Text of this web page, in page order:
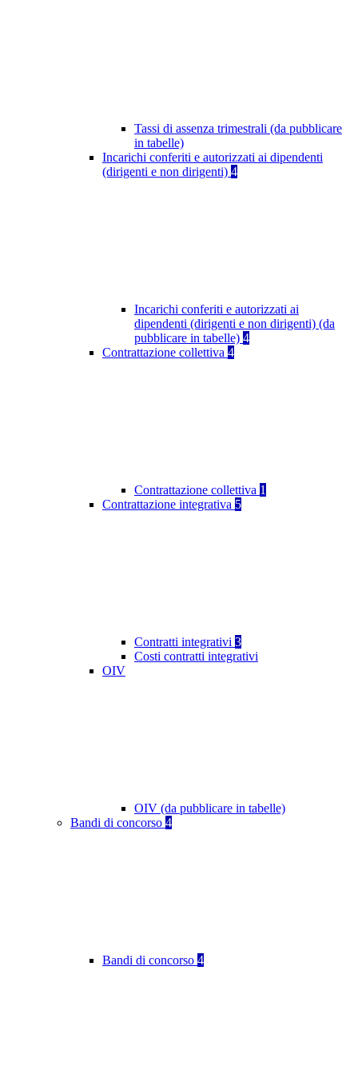
Tassi di assenza trimestrali (da pubblicare
in tabelle)
Incarichi conferiti e autorizzati ai dipendenti
(dirigenti e non dirigenti) 4
Incarichi conferiti e autorizzati ai
dipendenti (dirigenti e non dirigenti) (da
pubblicare in tabelle) 4
Contrattazione collettiva 4
Contrattazione collettiva 1
Contrattazione integrativa 5
Contratti integrativi 3
Costi contratti integrativi
OIV
OIV (da pubblicare in tabelle)
Bandi di concorso 4
Bandi di concorso 4